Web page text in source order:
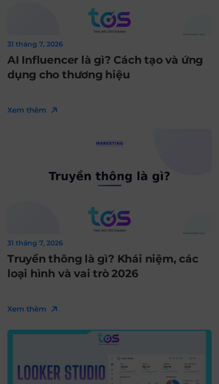
31 tháng 7, 2026
AI Influencer là gì? Cách tạo và ứng
dụng cho thương hiệu
Xem thêm
31 tháng 7, 2026
Truyền thông là gì? Khái niệm, các
loại hình và vai trò 2026
Xem thêm